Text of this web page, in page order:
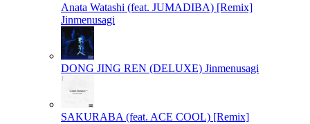
Anata Watashi (feat. JUMADIBA) [Remix]
Jinmenusagi
DONG JING REN (DELUXE) Jinmenusagi
SAKURABA (feat. ACE COOL) [Remix]